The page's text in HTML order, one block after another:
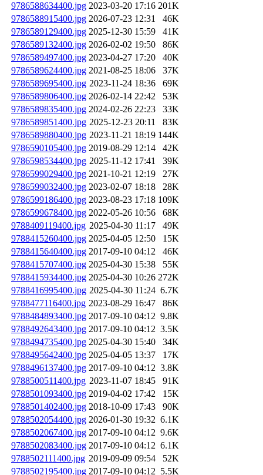
9786588634400.jpg 2023-03-20 17:16 201K
9786588915400.jpg 2026-07-23 12:31
46K
9786589129400.jpg 2025-12-30 15:59
41K
9786589132400.jpg 2026-02-02 19:50
86K
9786589497400.jpg 2023-04-27 17:20
40K
9786589624400.jpg 2021-08-25 18:06
37K
9786589695400.jpg 2023-11-24 18:36
69K
9786589806400.jpg 2026-02-14 22:42
53K
9786589835400.jpg 2024-02-26 22:23
33K
9786589851400.jpg 2025-12-23 20:11
83K
9786589880400.jpg 2023-11-21 18:19 144K
9786590105400.jpg 2019-08-29 12:14
42K
9786598534400.jpg 2025-11-12 17:41
39K
9786599029400.jpg 2021-10-21 12:19
27K
9786599032400.jpg 2023-02-07 18:18
28K
9786599186400.jpg 2023-08-23 17:18 109K
9786599678400.jpg 2022-05-26 10:56
68K
9788409119400.jpg 2025-04-30 11:17
49K
9788415260400.jpg 2025-04-05 12:50
15K
9788415640400.jpg 2017-09-10 04:12
46K
9788415707400.jpg 2025-04-30 15:38
55K
9788415934400.jpg 2025-04-30 10:26 272K
9788416995400.jpg 2025-04-30 11:24 6.7K
9788477116400.jpg 2023-08-29 16:47
86K
9788484893400.jpg 2017-09-10 04:12 9.8K
9788492643400.jpg 2017-09-10 04:12 3.5K
9788494735400.jpg 2025-04-30 15:40
34K
9788495642400.jpg 2025-04-05 13:37
17K
9788496137400.jpg 2017-09-10 04:12 3.8K
9788500511400.jpg 2023-11-07 18:45
91K
9788501093400.jpg 2019-04-02 17:42
15K
9788501402400.jpg 2018-10-09 17:43
90K
9788502054400.jpg 2026-01-30 19:32 6.1K
9788502067400.jpg 2017-09-10 04:12 9.6K
9788502083400.jpg 2017-09-10 04:12 6.1K
9788502111400.jpg 2019-09-09 09:54
52K
9788502195400.jpg 2017-09-10 04:12 5.5K